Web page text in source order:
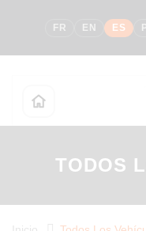
FR EN ES
TODOS